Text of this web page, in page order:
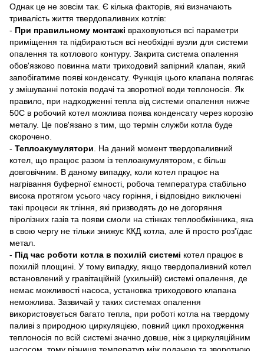
Однак це не зовсім так. Є кілька факторів, які визначають
тривалість життя твердопаливних котлів:
- При правильному монтажі враховуються всі параметри
приміщення та підбираються всі необхідні вузли для системи
опалення та котлового контуру. Закрита система опалення
обов'язково повинна мати триходовий запірний клапан, який
запобігатиме появі конденсату. Функція цього клапана полягає
у змішуванні потоків подачі та зворотної води теплоносія. Як
правило, при надходженні тепла від системи опалення нижче
50С в робочий котел можлива поява конденсату через корозію
металу. Це пов'язано з тим, що термін служби котла буде
скорочено.
- Теплоакумулятори . На даний момент твердопаливний
котел, що працює разом із теплоакумулятором, є більш
довговічним. В даному випадку, коли котел працює на
нагрівання буферної ємності, робоча температура стабільно
висока протягом усього часу горіння, і відповідно виключені
такі процеси як тління, які призводять до не догоряння
піролізних газів та появи смоли на стінках теплообмінника, яка
в свою чергу не тільки знижує ККД котла, але й просто роз'їдає
метал.
- Під час роботи котла в похилій системі котел працює в
похилій площині. У тому випадку, якщо твердопаливний котел
встановлений у гравітаційній (ухильній) системі опалення, де
немає можливості насоса, установка триходового клапана
неможлива. Зазвичай у таких системах опалення
використовується багато тепла, при роботі котла на твердому
паливі з природною циркуляцією, повний цикл проходження
теплоносія по всій системі значно довше, ніж з циркуляційним
насосом, тому різниця температур між подачею та зворотною